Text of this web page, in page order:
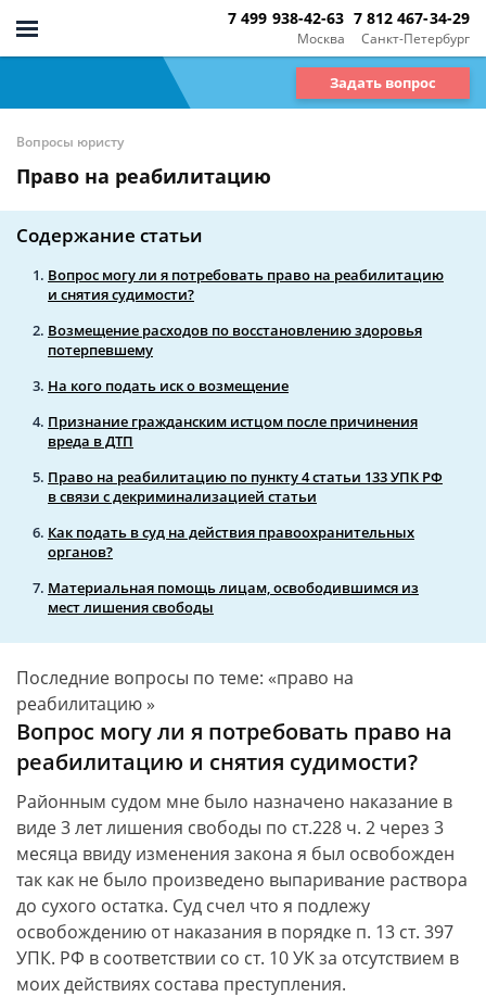
Москва
7 499 938-42-63
Санкт-Петербург
7 812 467-34-29
Задать вопрос
Вопросы юристу
Право на реабилитацию
Содержание статьи
Вопрос могу ли я потребовать право на реабилитацию
и снятия судимости?
Возмещение расходов по восстановлению здоровья
потерпевшему
На кого подать иск о возмещение
Признание гражданским истцом после причинения
вреда в ДТП
Право на реабилитацию по пункту 4 статьи 133 УПК РФ
в связи с декриминализацией статьи
Как подать в суд на действия правоохранительных
органов?
Материальная помощь лицам, освободившимся из
мест лишения свободы
Последние вопросы по теме: «право на
реабилитацию »
Вопрос могу ли я потребовать право на
реабилитацию и снятия судимости?
Районным судом мне было назначено наказание в
виде 3 лет лишения свободы по ст.228 ч. 2 через 3
месяца ввиду изменения закона я был освобожден
так как не было произведено выпаривание раствора
до сухого остатка. Суд счел что я подлежу
освобождению от наказания в порядке п. 13 ст. 397
УПК. РФ в соответствии со ст. 10 УК за отсутствием в
моих действиях состава преступления.